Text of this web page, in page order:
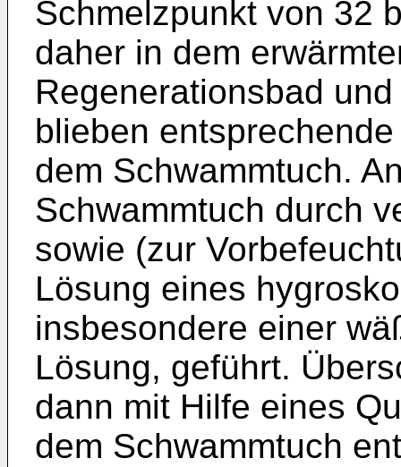
Schmelzpunkt von 32
daher in dem
Regenerationsbad
blieben
dem Schwammtuch.
Schwammtuch durch
sowie (zur
Lösung eines
insbesondere einer
Lösung, geführt.
dann mit Hilfe eines
dem Schwammtuch